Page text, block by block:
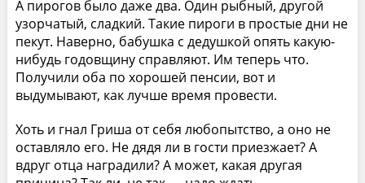
А пирогов было даже два. Один рыбный, другой
узорчатый, сладкий. Такие пироги в простые дни не
пекут. Наверно, бабушка с дедушкой опять какую-
нибудь годовщину справляют. Им теперь что.
Получили оба по хорошей пенсии, вот и
выдумывают, как лучше время провести.
Хоть и гнал Гриша от себя любопытство, а оно не
оставляло его. Не дядя ли в гости приезжает? А
вдруг отца наградили? А может, какая другая